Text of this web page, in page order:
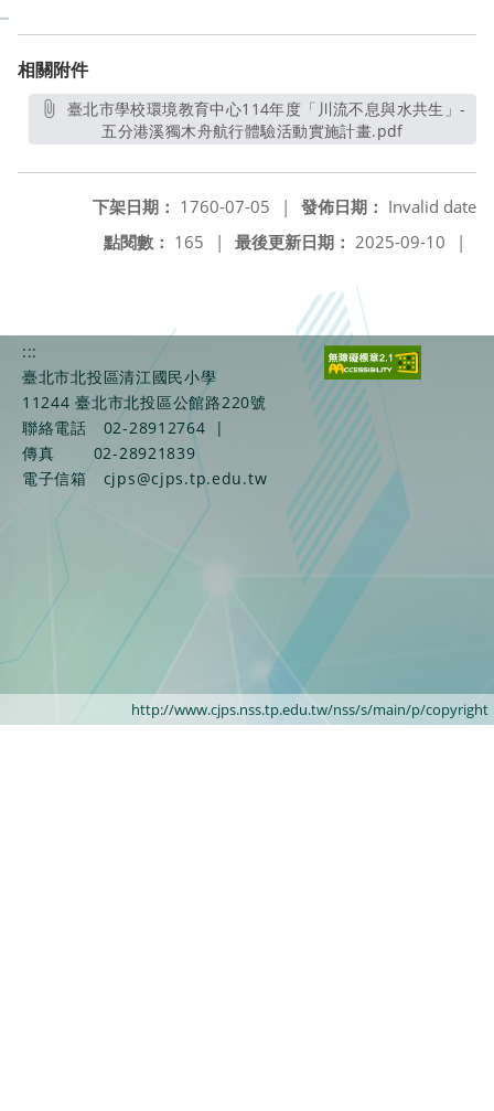
相關附件
五分港溪獨木舟航行體驗活動實施計畫.pdf另開新視窗
發佈日期： Invalid date
下架日期： 1760-07-05
|
最後更新日期： 2025-09-10 |
點閱數： 165 |
:::
臺北市北投區清江國民小學
11244 臺北市北投區公館路220號
聯絡電話
02-28912764
|
傳真
02-28921839
電子信箱
cjps@cjps.tp.edu.tw
http://www.cjps.nss.tp.edu.tw/nss/s/main/p/copyright